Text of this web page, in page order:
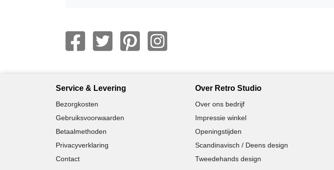
Service & Levering
Bezorgkosten
Gebruiksvoorwaarden
Betaalmethoden
Privacyverklaring
Contact
Over Retro Studio
Over ons bedrijf
Impressie winkel
Openingstijden
Scandinavisch / Deens design
Tweedehands design